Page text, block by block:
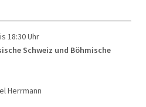
18:30 Uhr
Schweiz und Böhmische
Herrmann